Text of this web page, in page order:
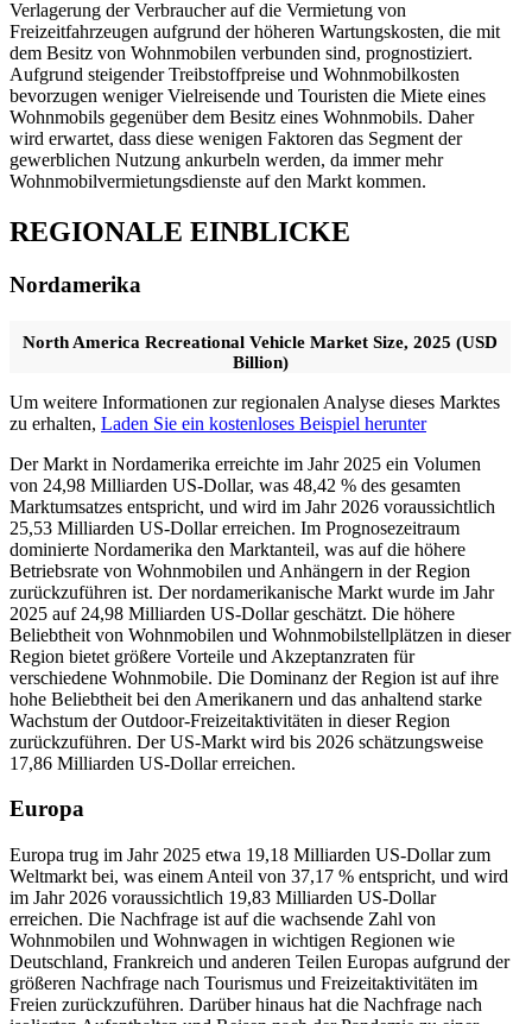
Verlagerung der Verbraucher auf die Vermietung von
Freizeitfahrzeugen aufgrund der höheren Wartungskosten, die mit
dem Besitz von Wohnmobilen verbunden sind, prognostiziert.
Aufgrund steigender Treibstoffpreise und Wohnmobilkosten
bevorzugen weniger Vielreisende und Touristen die Miete eines
Wohnmobils gegenüber dem Besitz eines Wohnmobils. Daher
wird erwartet, dass diese wenigen Faktoren das Segment der
gewerblichen Nutzung ankurbeln werden, da immer mehr
Wohnmobilvermietungsdienste auf den Markt kommen.
REGIONALE EINBLICKE
Nordamerika
North America Recreational Vehicle Market Size, 2025 (USD
Billion)
Um weitere Informationen zur regionalen Analyse dieses Marktes
zu erhalten, Laden Sie ein kostenloses Beispiel herunter
Der Markt in Nordamerika erreichte im Jahr 2025 ein Volumen
von 24,98 Milliarden US-Dollar, was 48,42 % des gesamten
Marktumsatzes entspricht, und wird im Jahr 2026 voraussichtlich
25,53 Milliarden US-Dollar erreichen. Im Prognosezeitraum
dominierte Nordamerika den Marktanteil, was auf die höhere
Betriebsrate von Wohnmobilen und Anhängern in der Region
zurückzuführen ist. Der nordamerikanische Markt wurde im Jahr
2025 auf 24,98 Milliarden US-Dollar geschätzt. Die höhere
Beliebtheit von Wohnmobilen und Wohnmobilstellplätzen in dieser
Region bietet größere Vorteile und Akzeptanzraten für
verschiedene Wohnmobile. Die Dominanz der Region ist auf ihre
hohe Beliebtheit bei den Amerikanern und das anhaltend starke
Wachstum der Outdoor-Freizeitaktivitäten in dieser Region
zurückzuführen. Der US-Markt wird bis 2026 schätzungsweise
17,86 Milliarden US-Dollar erreichen.
Europa
Europa trug im Jahr 2025 etwa 19,18 Milliarden US-Dollar zum
Weltmarkt bei, was einem Anteil von 37,17 % entspricht, und wird
im Jahr 2026 voraussichtlich 19,83 Milliarden US-Dollar
erreichen. Die Nachfrage ist auf die wachsende Zahl von
Wohnmobilen und Wohnwagen in wichtigen Regionen wie
Deutschland, Frankreich und anderen Teilen Europas aufgrund der
größeren Nachfrage nach Tourismus und Freizeitaktivitäten im
Freien zurückzuführen. Darüber hinaus hat die Nachfrage nach